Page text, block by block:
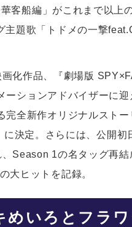
客船編」がこれまで以上
題歌「トドメの一撃
化作品、『劇場版
ションアドバイザーに迎
全新作オリジナルストー
決定。さらには、公開初
Season 1の名タッグ再
大ヒットを記録。
いろとフラワ